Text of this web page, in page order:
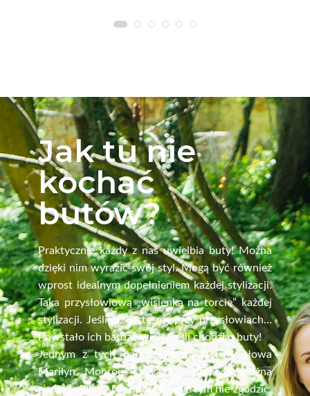
Jak tu nie
kochać
butów?
Praktycznie każdy z nas uwielbia buty! Można
dzięki nim wyrazić swój styl. Mogą być również
wprost idealnym dopełnieniem każdej stylizacji.
Taka przysłowiową „wisienką na torcie” każdej
stylizacji. Jeśli już jesteśmy przy przysłowiach…
Powstało ich bardzo wiele, jeśli chodzi o buty!
Jednym z tych bardziej znanych były słowa
Marilyn Monroe – „za ich pomocą można
podbić świat”! Nie sposób się z tym nie zgodzić.